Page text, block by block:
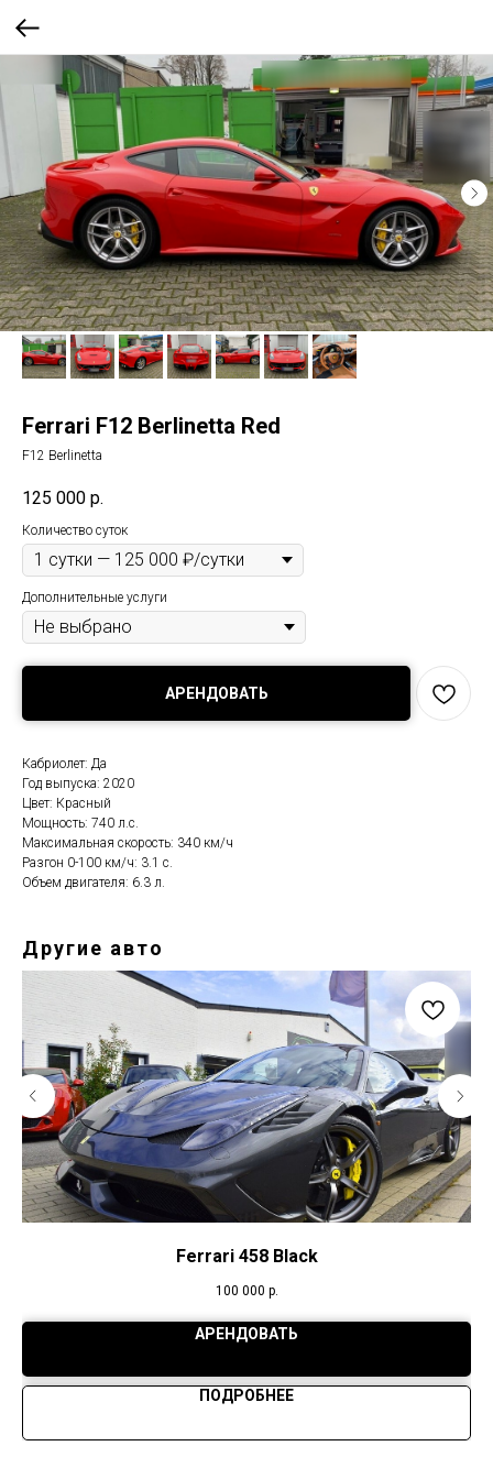
Ferrari F12 Berlinetta Red
F12 Berlinetta
125 000 р.
Количество суток
Дополнительные услуги
АРЕНДОВАТЬ
Кабриолет: Да
Год выпуска: 2020
Цвет: Красный
Мощность: 740 л.с.
Максимальная скорость: 340 км/ч
Разгон 0-100 км/ч: 3.1 с.
Объем двигателя: 6.3 л.
Другие авто
Ferrari 458 Black
100 000 р.
АРЕНДОВАТЬ
ПОДРОБНЕЕ